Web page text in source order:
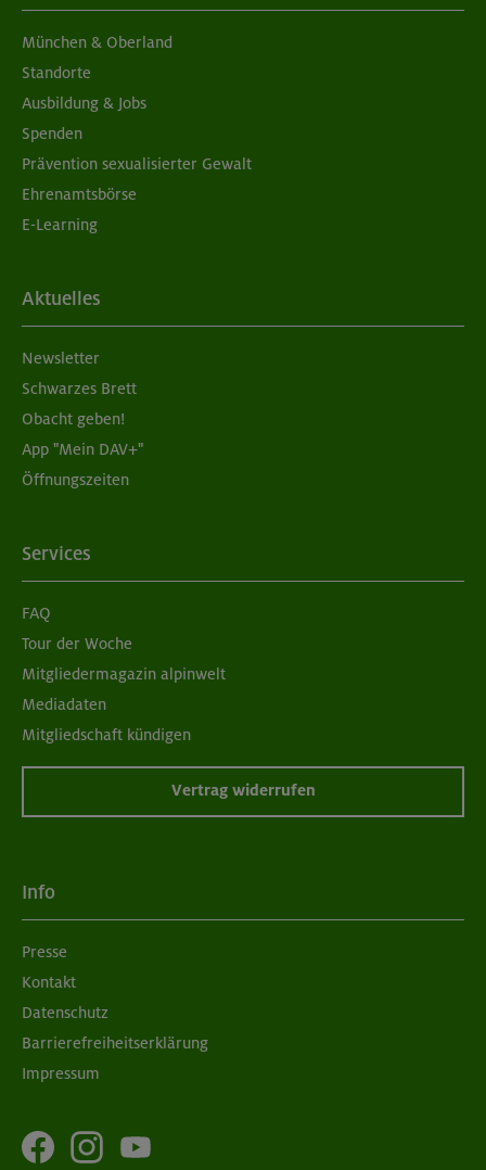
München & Oberland
Standorte
Ausbildung & Jobs
Spenden
Prävention sexualisierter Gewalt
Ehrenamtsbörse
E-Learning
Aktuelles
Newsletter
Schwarzes Brett
Obacht geben!
App "Mein DAV+"
Öffnungszeiten
Services
FAQ
Tour der Woche
Mitgliedermagazin alpinwelt
Mediadaten
Mitgliedschaft kündigen
Vertrag widerrufen
Info
Presse
Kontakt
Datenschutz
Barrierefreiheitserklärung
Impressum